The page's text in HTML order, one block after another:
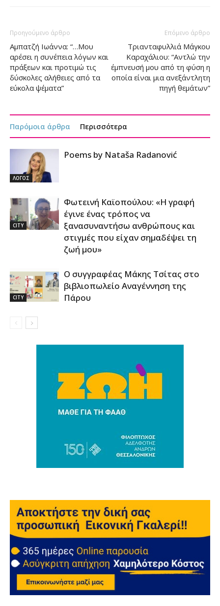
Προηγούμενο άρθρο
Αμπατζή Ιωάννα: “…Μου
αρέσει η συνέπεια λόγων και
πράξεων και προτιμώ τις
δύσκολες αλήθειες από τα
εύκολα ψέματα”
Επόμενο άρθρο
Τριανταφυλλιά Μάγκου
Καραχάλιου: “Aντλώ την
έμπνευσή μου από τη φύση η
οποία είναι μια ανεξάντλητη
πηγή θεμάτων”
Παρόμοια άρθρα Περισσότερα
ΛΟΓΟΣ
Poems by Nataša Radanović
CITY
Φωτεινή Καϊοπούλου: «Η γραφή
έγινε ένας τρόπος να
ξανασυναντήσω ανθρώπους και
στιγμές που είχαν σημαδέψει τη
ζωή μου»
CITY
Ο συγγραφέας Μάκης Τσίτας στο
βιβλιοπωλείο Αναγέννηση της
Πάρου